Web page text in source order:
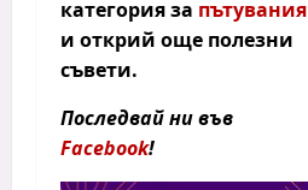
категория за пътувания
и открий още полезни
съвети.
Последвай ни във
Facebook!